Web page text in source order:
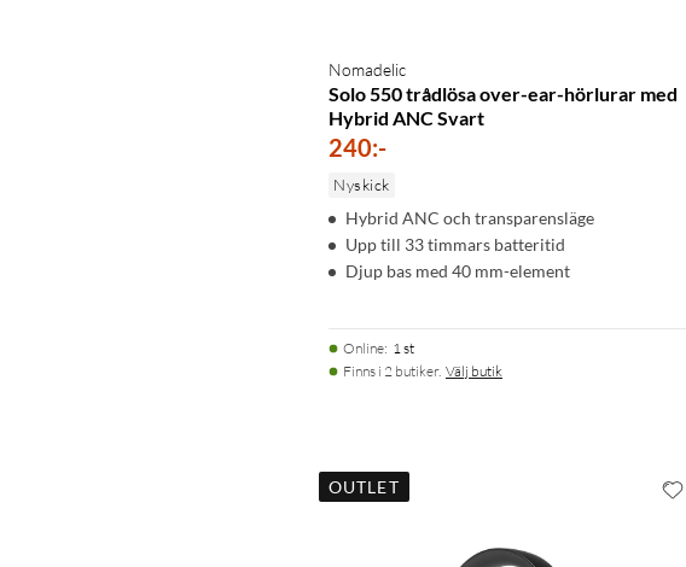
Nomadelic
Solo 550 trådlösa over-ear-hörlurar med
Hybrid ANC Svart
240:-
Nyskick
Hybrid ANC och transparensläge
Upp till 33 timmars batteritid
Djup bas med 40 mm-element
Online: 1 st
Finns i 2 butiker. Välj butik
OUTLET